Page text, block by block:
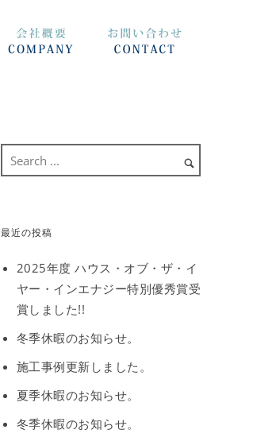
最近の投稿
2025年度 ハウス・オブ・ザ・イ
ヤー・インエナジー特別優秀賞受
賞しました!!
冬季休暇のお知らせ。
施工事例更新しました。
夏季休暇のお知らせ。
冬季休暇のお知らせ。